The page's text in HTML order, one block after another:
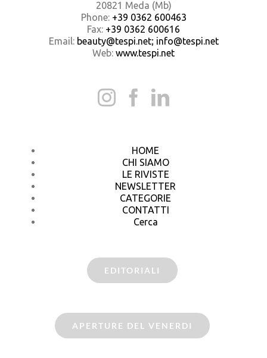
20821 Meda (Mb)
Phone: +39 0362 600463
Fax: +39 0362 600616
Email: beauty@tespi.net; info@tespi.net
Web: www.tespi.net
HOME
CHI SIAMO
LE RIVISTE
NEWSLETTER
CATEGORIE
CONTATTI
Cerca
EDITORIALI
APERTURE DEL VENERDI